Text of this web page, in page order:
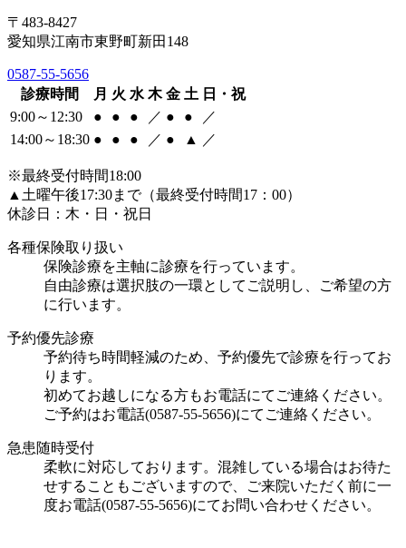
〒483-8427
愛知県江南市東野町新田148
0587-55-5656
診療時間
月 火 水 木 金 土 日・祝
9:00～12:30
● ● ● ／ ● ●
／
14:00～18:30 ● ● ● ／ ● ▲ ／
※最終受付時間18:00
▲土曜午後17:30まで（最終受付時間17：00）
休診日：木・日・祝日
各種保険取り扱い
保険診療を主軸に診療を行っています。
自由診療は選択肢の一環としてご説明し、ご希望の方
に行います。
予約優先診療
予約待ち時間軽減のため、予約優先で診療を行ってお
ります。
初めてお越しになる方もお電話にてご連絡ください。
ご予約はお電話(0587-55-5656)にてご連絡ください。
急患随時受付
柔軟に対応しております。混雑している場合はお待た
せすることもございますので、ご来院いただく前に一
度お電話(0587-55-5656)にてお問い合わせください。